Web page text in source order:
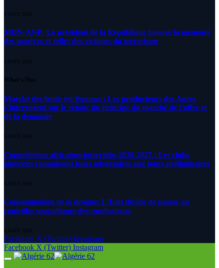
4 AOÛT 2026
MDN-ANP: Le président de la République honore la mémoire
des martyrs et celles des victimes du terrorisme
4 AOÛT 2026
What's Hot
Marché des fruits est légumes : Les producteurs des Aures
s’interrogent sur le retour du principe du marché de l’offre et
de la demande
6 AOÛT 2026
Compétitions africaines interclubs 2026-2027 : Les clubs
algériens connaissent leurs adversaires aux tours préliminaires
6 AOÛT 2026
Consommation de la drogue: L’Etat décide de passer au
contrôles sporadiques des conducteurs
6 AOÛT 2026
Facebook X (Twitter) Instagram
Facebook X (Twitter) Instagram